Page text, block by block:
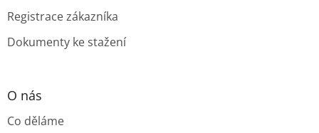
Registrace zákazníka
Dokumenty ke stažení
O nás
Co děláme